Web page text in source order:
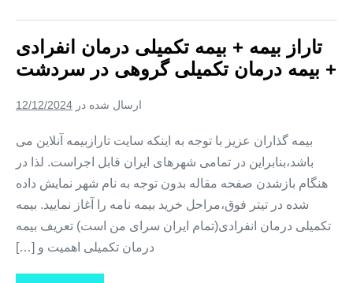
درمان
+
بیمه
درمان
تکمیلی
در
تاراز بیمه + بیمه تکمیلی درمان انفرادی
+ بیمه درمان تکمیلی گروهی در سردشت
ارسال شده در 12/12/2024
بیمه گذاران عزیز با توجه به اینکه سایت تارازبیمه آنلاین می
باشد،بنابراین در تمامی شهرهای ایران قابل اجراست. لذا در
هنگام بازشدن صفحه مقاله بدون توجه به نام شهر نمایش داده
شده در تیتر فوق،مراحل خرید بیمه نامه را آغاز نمایید. بیمه
تکمیلی درمان انفرادی(تمام ایران سرای من است) تعریف بیمه
درمان تکمیلی اهمیت و […]